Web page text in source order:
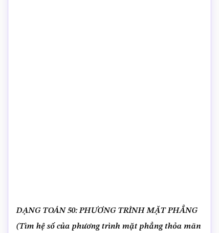
DẠNG TOÁN 50: PHƯƠNG TRÌNH MẶT PHẲNG
(Tìm hệ số của phương trình mặt phẳng thỏa mãn